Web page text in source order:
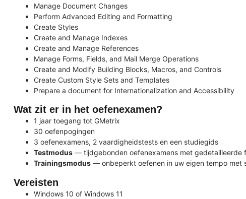
Manage Document Changes
Perform Advanced Editing and Formatting
Create Styles
Create and Manage Indexes
Create and Manage References
Manage Forms, Fields, and Mail Merge Operations
Create and Modify Building Blocks, Macros, and Controls
Create Custom Style Sets and Templates
Prepare a document for Internationalization and Accessibility
Wat zit er in het oefenexamen?
1 jaar toegang tot GMetrix
30 oefenpogingen
3 oefenexamens, 2 vaardigheidstests en een studiegids
Testmodus — tijdgebonden oefenexamens met gedetailleerde
Trainingsmodus — onbeperkt oefenen in uw eigen tempo met
Vereisten
Windows 10 of Windows 11